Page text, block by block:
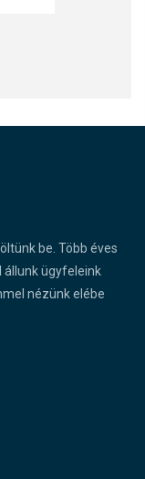
be. Több éves
ügyfeleink
nézünk elébe